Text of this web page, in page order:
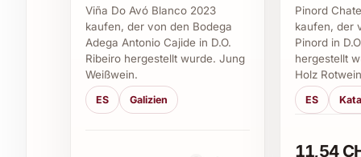
Dank seines ausgewogenen Geschmacks
Wild, gereiftem Käse sowie mediterranen
tomatenbasierten Saucen.
2. Wie sollte LaRural Vinyater 2024 serviert
Wein eine halbe Stunde vor dem Genuss, um
Viña Do Avó Blanco 2023
kaufen, der von den Bodega
Adega Antonio Cajide in D.O.
Ribeiro hergestellt wurde. Jung
Weißwein.
ES Galizien
Pinord
kaufen, der
Pinord in
hergestellt
Holz
ES
11,54